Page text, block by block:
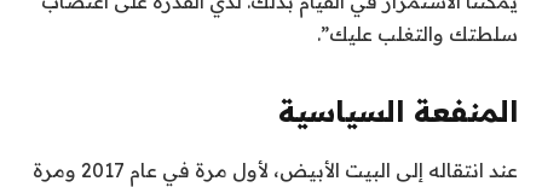
سلطتك والتغلب عليك”.
المنفعة السياسية
عند انتقاله إلى البيت الأبيض، لأول مرة في عام 2017 ومرة ​​